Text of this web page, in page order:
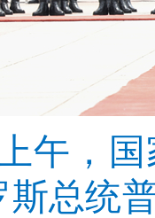
午，
斯总统